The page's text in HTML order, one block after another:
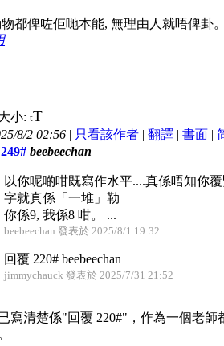
都俾咗佢哋本能, 無理由人就唔俾卦
小: tT
8/2 02:56 | 只看該作者 | 翻譯 | 書面 |
249# beebeechan
以你呢啲咁既寫作水平....真係唔知你
字就真係「一堆」勒
你係9, 我係8 咁。 ...
beebeechan 發表於 2025/8/1 19:32
回覆 220# beebeechan
jimmychauck 發表於 2025/7/31 21:52
寫清楚係"回覆 220#"，作為一個老